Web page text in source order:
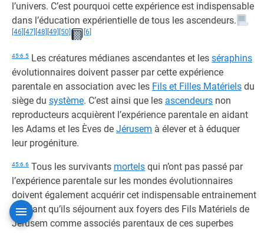
l’univers. C’est pourquoi cette expérience est indispensable
dans l’éducation expérientielle de tous les ascendeurs.
[46] [47] [48] [49] [50] [6]
45:6.5 Les créatures médianes ascendantes et les séraphins
évolutionnaires doivent passer par cette expérience
parentale en association avec les Fils et Filles Matériels du
siège du système. C’est ainsi que les ascendeurs non
reproducteurs acquièrent l’expérience parentale en aidant
les Adams et les Èves de Jérusem à élever et à éduquer
leur progéniture.
45:6.6 Tous les survivants mortels qui n’ont pas passé par
l’expérience parentale sur les mondes évolutionnaires
doivent également acquérir cet indispensable entrainement
pendant qu’ils séjournent aux foyers des Fils Matériels de
Jérusem comme associés parentaux de ces superbes